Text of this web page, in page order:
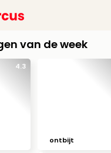
van de week
4.3
ontbijt